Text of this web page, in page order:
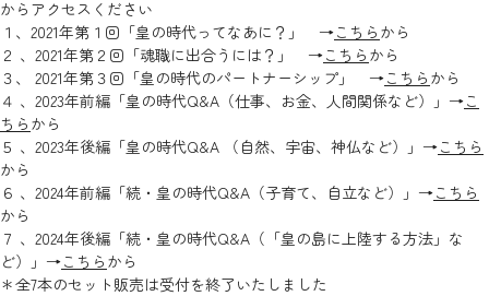
からアクセスください
１、2021年第１回「皇の時代ってなあに？」 →こちら から
２ 、2021年第２回「魂職に出合うには？」 →こちら から
３、 2021年第３回「皇の時代のパートナーシップ」 →こちら から
４ 、2023年前編「皇の時代Q&A（仕事、お金、人間関係など）」→こ
ちら から
５ 、2023年後編「皇の時代Q&A （自然、宇宙、神仏など）」→こちら
から
６ 、2024年前編「続・皇の時代Q&A（子育て、自立など）」→こちら
から
７ 、2024年後編「続・皇の時代Q&A（「皇の島に上陸する方法」な
ど）」→こちら から
＊全7本のセット販売は受付を終了いたしました